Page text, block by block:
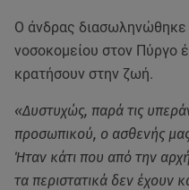
Ο άνδρας διασωληνώθηκε
νοσοκομείου στον Πύργο
κρατήσουν στην ζωή.
«Δυστυχώς, παρά τις
προσωπικού, ο ασθενής
Ήταν κάτι που από την
τα περιστατικά δεν έχουν